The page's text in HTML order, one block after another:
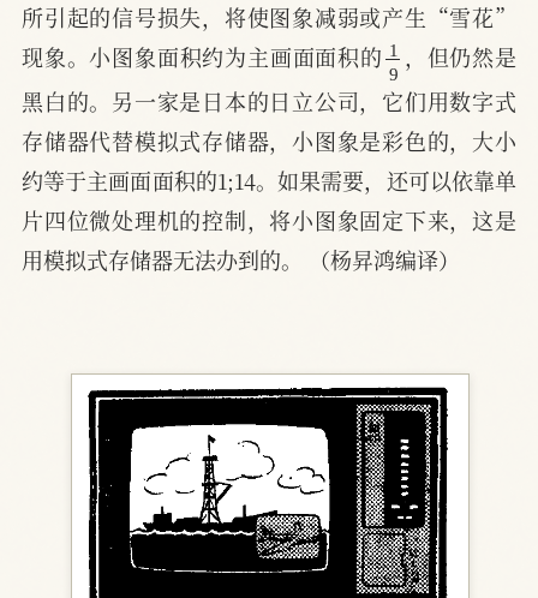
所引起的信号损失，将使图象减弱或产生“雪花”
现象。小图象面积约为主画面面积的19，但仍然是
黑白的。另一家是日本的日立公司，它们用数字式
存储器代替模拟式存储器，小图象是彩色的，大小
约等于主画面面积的1;14。如果需要，还可以依靠单
片四位微处理机的控制，将小图象固定下来，这是
用模拟式存储器无法办到的。 （杨昇鸿编译）